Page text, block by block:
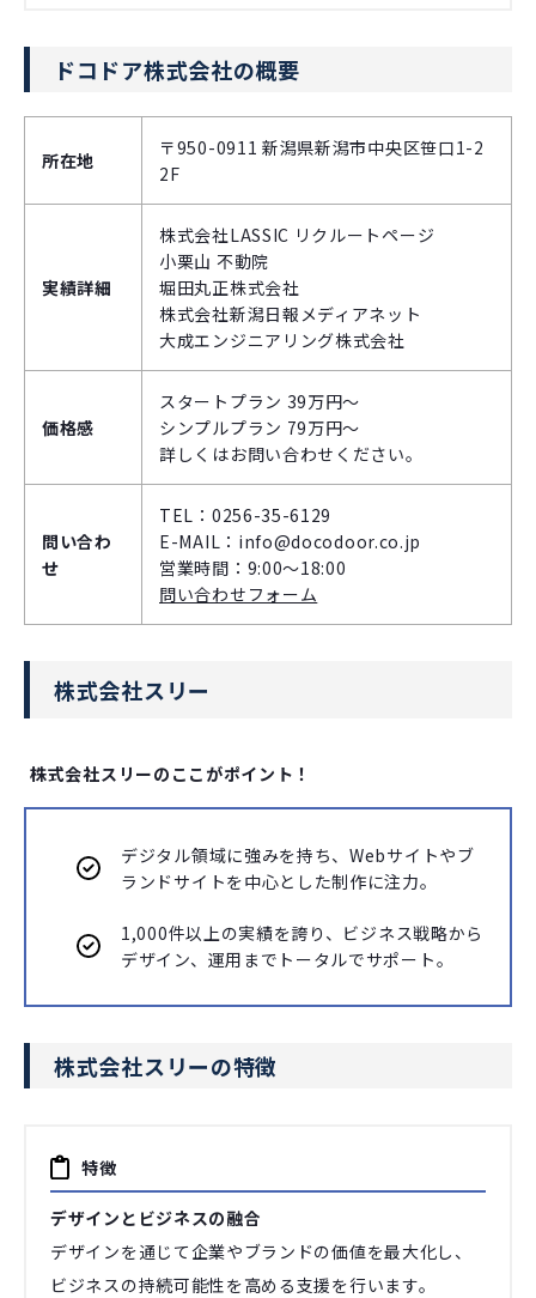
ドコドア株式会社の概要
所在地
〒950-0911 新潟県新潟市中央区笹口1-2
2F
実績詳細
株式会社LASSIC リクルートページ
小栗山 不動院
堀田丸正株式会社
株式会社新潟日報メディアネット
大成エンジニアリング株式会社
価格感
スタートプラン 39万円～
シンプルプラン 79万円～
詳しくはお問い合わせください。
問い合わ
せ
TEL：0256-35-6129
E-MAIL：info@docodoor.co.jp
営業時間：9:00～18:00
問い合わせフォーム
株式会社スリー
株式会社スリーのここがポイント！
デジタル領域に強みを持ち、Webサイトやブ
ランドサイトを中心とした制作に注力。
1,000件以上の実績を誇り、ビジネス戦略から
デザイン、運用までトータルでサポート。
株式会社スリーの特徴
特徴
デザインとビジネスの融合
デザインを通じて企業やブランドの価値を最大化し、
ビジネスの持続可能性を高める支援を行います。